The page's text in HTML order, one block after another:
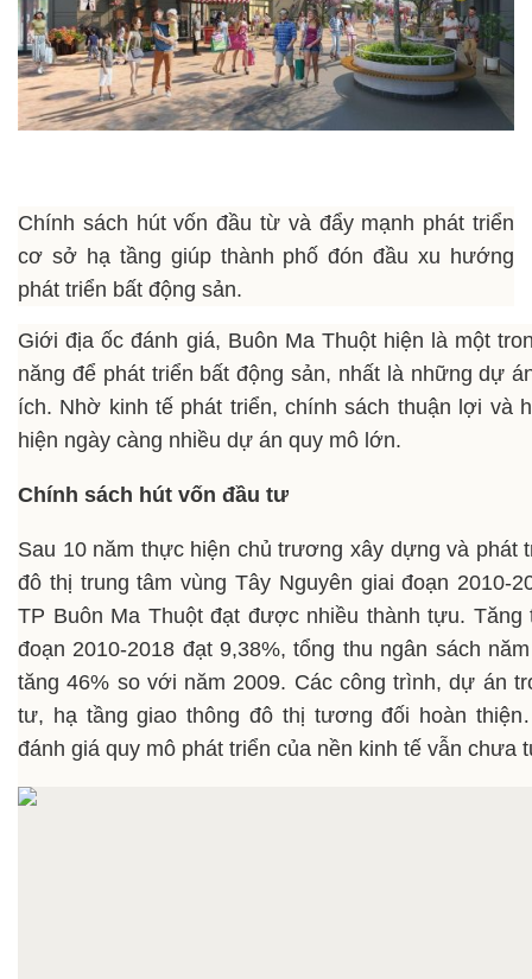
Chính sách hút vốn đầu từ và đẩy mạnh phát triển
cơ sở hạ tầng giúp thành phố đón đầu xu hướng
phát triển bất động sản.
Giới địa ốc đánh giá, Buôn Ma Thuột hiện là một
năng để phát triển bất động sản, nhất là những dự
ích. Nhờ kinh tế phát triển, chính sách thuận lợi và
hiện ngày càng nhiều dự án quy mô lớn.
Chính sách hút vốn đầu tư
Sau 10 năm thực hiện chủ trương xây dựng và phát
đô thị trung tâm vùng Tây Nguyên giai đoạn 2010-
TP Buôn Ma Thuột đạt được nhiều thành tựu.
đoạn 2010-2018 đạt 9,38%, tổng thu ngân sách
tăng 46% so với năm 2009. Các công trình, dự án
tư, hạ tầng giao thông đô thị tương đối hoàn
đánh giá quy mô phát triển của nền kinh tế vẫn